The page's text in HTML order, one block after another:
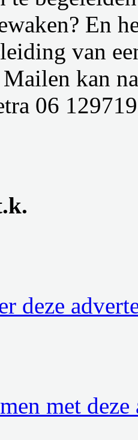
En
van
kan
06
deze
met deze